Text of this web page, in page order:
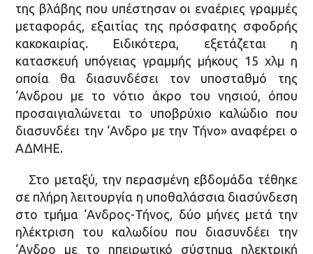
της βλάβης που υπέστησαν οι εναέριες γραμμές
μεταφοράς, εξαιτίας της πρόσφατης σφοδρής
κακοκαιρίας. Ειδικότερα, εξετάζεται η
κατασκευή υπόγειας γραμμής μήκους 15 χλμ η
οποία θα διασυνδέσει τον υποσταθμό της
‘Ανδρου με το νότιο άκρο του νησιού, όπου
προσαιγιαλώνεται το υποβρύχιο καλώδιο που
διασυνδέει την ‘Ανδρο με την Τήνο» αναφέρει ο
ΑΔΜΗΕ.
Στο μεταξύ, την περασμένη εβδομάδα τέθηκε
σε πλήρη λειτουργία η υποθαλάσσια διασύνδεση
στο τμήμα ‘Ανδρος-Τήνος, δύο μήνες μετά την
ηλέκτριση του καλωδίου που διασυνδέει την
‘Ανδρο με το ηπειρωτικό σύστημα ηλεκτρική